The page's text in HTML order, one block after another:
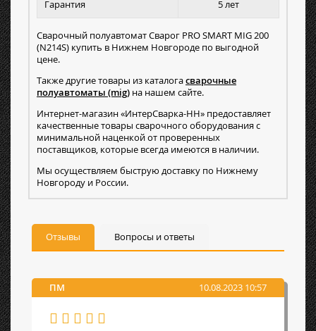
Гарантия 5 лет
Сварочный полуавтомат Сварог PRO SMART MIG 200
(N214S) купить в Нижнем Новгороде по выгодной
цене.
Также другие товары из каталогасварочные
полуавтоматы (mig) на нашем сайте.
Интернет-магазин «ИнтерСварка-НН» предоставляет
качественные товары сварочного оборудования с
минимальной наценкой от проверенных
поставщиков, которые всегда имеются в наличии.
Мы осуществляем быструю доставку по Нижнему
Новгороду и России.
Отзывы Вопросы и ответы
ПМ 10.08.2023 10:57